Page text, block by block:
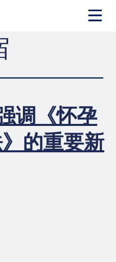
调《怀孕
的重要新